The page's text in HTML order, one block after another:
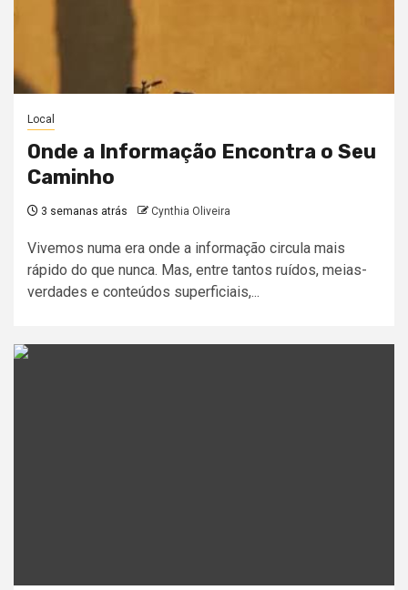
Local
Onde a Informação Encontra o Seu
Caminho
3 semanas atrás Cynthia Oliveira
Vivemos numa era onde a informação circula mais
rápido do que nunca. Mas, entre tantos ruídos, meias-
verdades e conteúdos superficiais,...